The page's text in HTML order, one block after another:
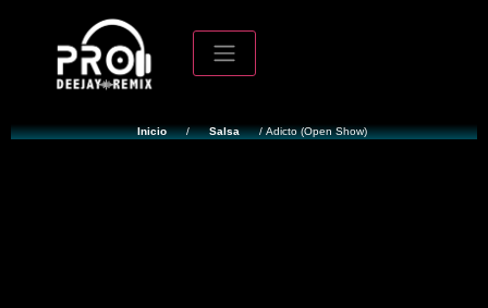
Inicio / Salsa / Adicto (Open Show)